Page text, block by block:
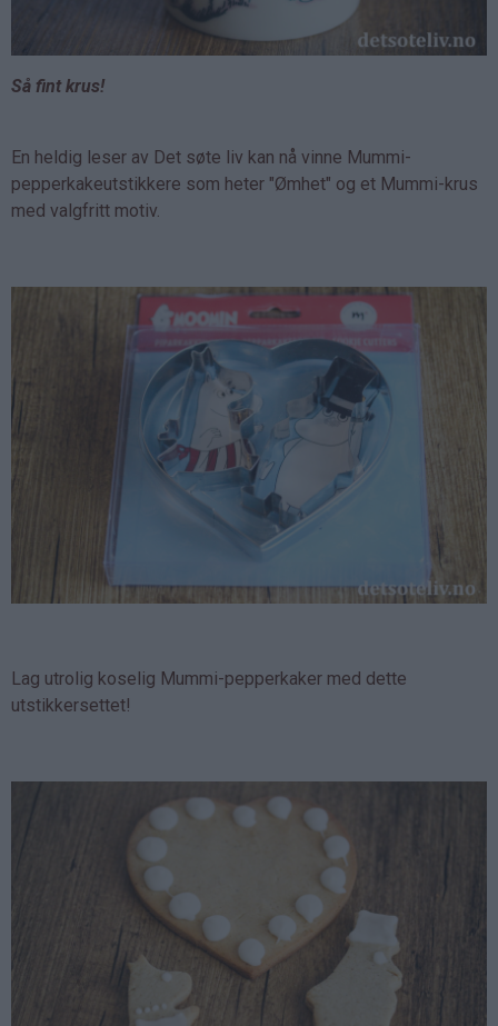
Så fint krus!
En heldig leser av Det søte liv kan nå vinne Mummi-
pepperkakeutstikkere som heter "Ømhet" og et Mummi-krus
med valgfritt motiv.
Lag utrolig koselig Mummi-pepperkaker med dette
utstikkersettet!